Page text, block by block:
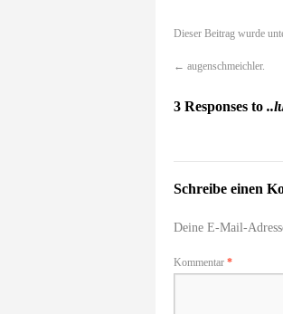
Dieser Beitrag wurde
← augenschmeichler.
3 Responses to
Schreibe einen
Deine E-Mail-
Kommentar *